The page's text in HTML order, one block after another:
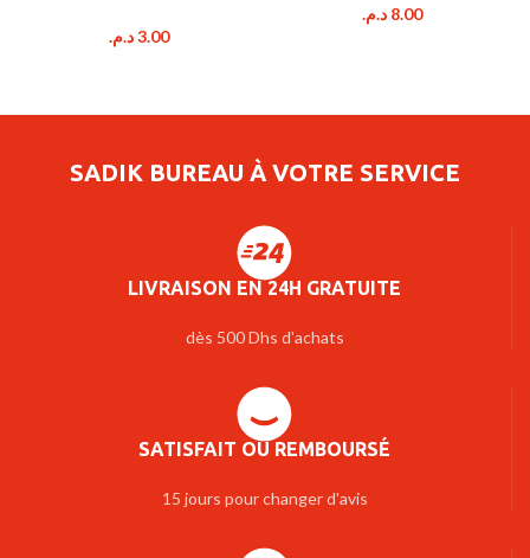
3.00 د.م.
8.00 د.م.
SADIK BUREAU À VOTRE SERVICE
LIVRAISON EN 24H GRATUITE
dès 500 Dhs d'achats
SATISFAIT OU REMBOURSÉ
15 jours pour changer d'avis